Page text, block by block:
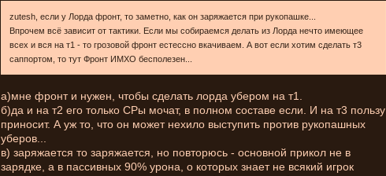
zutesh, если у Лорда фронт, то заметно, как он заряжается при рукопашке...
Впрочем всё зависит от тактики. Если мы собираемся делать из Лорда нечто имеющее
всех и вся на т1 - то грозовой фронт естессно вкачиваем. А вот если хотим сделать т3
саппортом, то тут Фронт ИМХО бесполезен...
а)мне фронт и нужен, чтобы сделать лорда убером на т1.
б)да и на т2 его только СРы мочат, в полном составе если. И на т3 пользу
приносит. А уж то, что он может нехило выступить против рукопашных
уберов...
в) заряжается то заряжается, но повторюсь - основной прикол не в
зарядке, а в пассивных 90% урона, о которых знает не всякий игрок